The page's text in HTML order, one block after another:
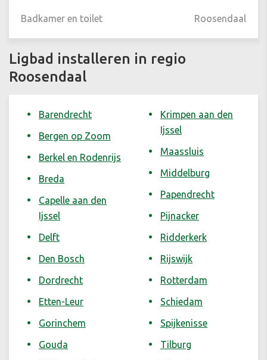
Badkamer en toilet Roosendaal
Ligbad installeren in regio
Roosendaal
Barendrecht
Bergen op Zoom
Berkel en Rodenrijs
Breda
Capelle aan den
Ijssel
Delft
Den Bosch
Dordrecht
Etten-Leur
Gorinchem
Gouda
Krimpen aan den
Ijssel
Maassluis
Middelburg
Papendrecht
Pijnacker
Ridderkerk
Rijswijk
Rotterdam
Schiedam
Spijkenisse
Tilburg